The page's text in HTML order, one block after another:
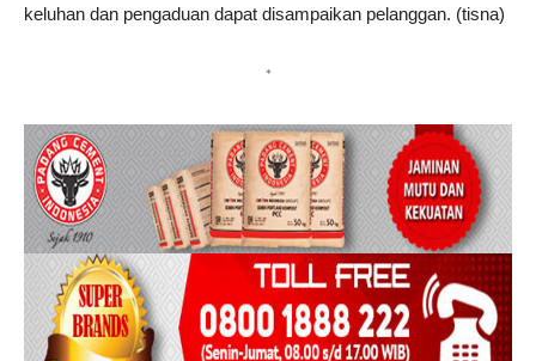
keluhan dan pengaduan dapat disampaikan pelanggan. (tisna)
*